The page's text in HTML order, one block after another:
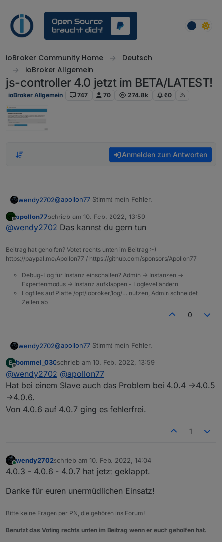
ioBroker Community Home
Deutsch
ioBroker Allgemein
js-controller 4.0 jetzt im BETA/LATEST!
ioBroker Allgemein 747 70 274.8k 60
Anmelden zum Antworten
wendy2702@apollon77 Stimmt mein Fehler.
Macht es sinn zum testen zuerst auf 4.0.6 und
dann auf 4.0.7 um zu sehen ob der fix wirkt?
Offline
apollon77schrieb am 10. Feb. 2022, 13:59
zuletzt editiert von
@wendy2702 Das kannst du gern tun
Beitrag hat geholfen? Votet rechts unten im Beitrag :-)
https://paypal.me/Apollon77 / https://github.com/sponsors/Apollon77
Debug-Log für Instanz einschalten? Admin -> Instanzen ->
Expertenmodus -> Instanz aufklappen - Loglevel ändern
Logfiles auf Platte /opt/iobroker/log/… nutzen, Admin schneidet
Zeilen ab
0
wendy2702@apollon77 Stimmt mein Fehler.
Macht es sinn zum testen zuerst auf 4.0.6 und
dann auf 4.0.7 um zu sehen ob der fix wirkt?
B
Offline
bommel_030schrieb am 10. Feb. 2022, 13:59
zuletzt editiert von
@wendy2702 @apollon77
Hat bei einem Slave auch das Problem bei 4.0.4 ->4.0.5
->4.0.6.
Von 4.0.6 auf 4.0.7 ging es fehlerfrei.
1
Online
wendy2702schrieb am 10. Feb. 2022, 14:04
zuletzt editiert von
4.0.3 - 4.0.6 - 4.0.7 hat jetzt geklappt.
Danke für euren unermüdlichen Einsatz!
Bitte keine Fragen per PN, die gehören ins Forum!
Benutzt das Voting rechts unten im Beitrag wenn er euch geholfen hat.